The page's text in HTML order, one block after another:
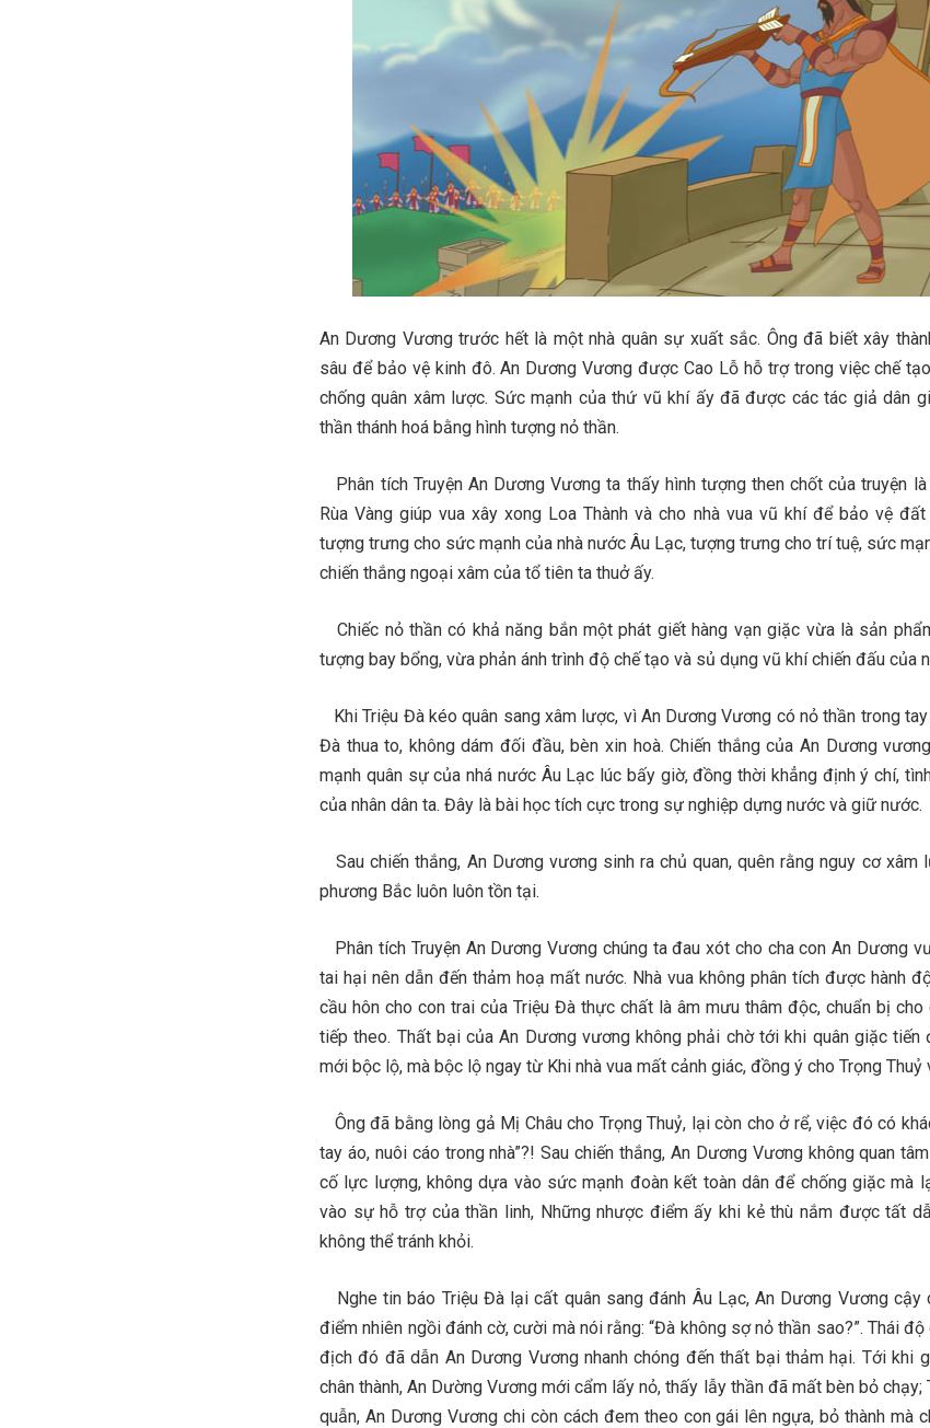
An Dương Vương trước hết là một nhà quân sự xuất sắc. Ông đã biết xây
sâu để bảo vệ kinh đô. An Dương Vương được Cao Lỗ hỗ trợ trong việc chế
chống quân xâm lược. Sức mạnh của thứ vũ khí ấy đã được các tác giả dân
thần thánh hoá bằng hình tượng nỏ thần.
Phân tích Truyện An Dương Vương ta thấy hình tượng then chốt của truyện
Rùa Vàng giúp vua xây xong Loa Thành và cho nhà vua vũ khí để bảo vệ
tượng trưng cho sức mạnh của nhà nước Âu Lạc, tượng trưng cho trí tuệ, sức
chiến thắng ngoại xâm của tổ tiên ta thuở ấy.
Chiếc nỏ thần có khả năng bắn một phát giết hàng vạn giặc vừa là sản
tượng bay bổng, vừa phản ánh trình độ chế tạo và sủ dụng vũ khí chiến đấu của
Khi Triệu Đà kéo quân sang xâm lược, vì An Dương Vương có nỏ thần trong tay
Đà thua to, không dám đối đầu, bèn xin hoà. Chiến thắng của An Dương
mạnh quân sự của nhá nước Âu Lạc lúc bấy giờ, đồng thời khẳng định ý chí,
của nhân dân ta. Đây là bài học tích cực trong sự nghiệp dựng nước và giữ nước.
Sau chiến thắng, An Dương vương sinh ra chủ quan, quên rằng nguy cơ xâm
phương Bắc luôn luôn tồn tại.
Phân tích Truyện An Dương Vương chúng ta đau xót cho cha con An Dương
tai hại nên dẫn đến thảm hoạ mất nước. Nhà vua không phân tích được hành
cầu hôn cho con trai của Triệu Đà thực chất là âm mưu thâm độc, chuẩn bị
tiếp theo. Thất bại của An Dương vương không phải chờ tới khi quân giặc tiến
mới bộc lộ, mà bộc lộ ngay từ Khi nhà vua mất cảnh giác, đồng ý cho Trọng Thuỷ
Ông đã bằng lòng gả Mị Châu cho Trọng Thuỷ, lại còn cho ở rể, việc đó có
tay áo, nuôi cáo trong nhà”?! Sau chiến thắng, An Dương Vương không quan
cố lực lượng, không dựa vào sức mạnh đoàn kết toàn dân để chống giặc mà
vào sự hỗ trợ của thần linh, Những nhược điểm ấy khi kẻ thù nắm được tất
không thể tránh khỏi.
Nghe tin báo Triệu Đà lại cất quân sang đánh Âu Lạc, An Dương Vương cậy
điểm nhiên ngồi đánh cờ, cười mà nói rằng: “Đà không sợ nỏ thần sao?”. Thái độ
địch đó đã dẫn An Dương Vương nhanh chóng đến thất bại thảm hại. Tới khi
chân thành, An Dường Vương mới cẩm lấy nỏ, thấy lẫy thần đã mất bèn bỏ chạy;
quẫn, An Dương Vương chi còn cách đem theo con gái lên ngựa, bỏ thành mà